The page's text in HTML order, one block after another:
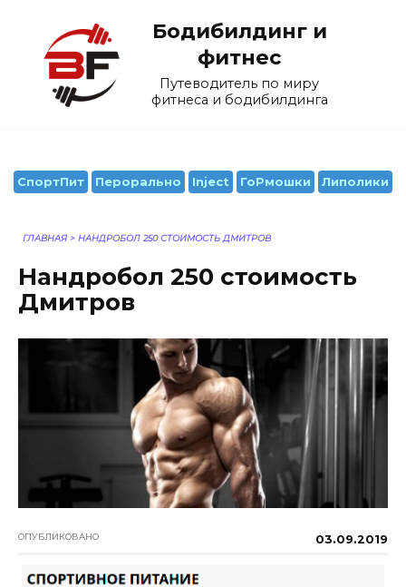
содержанию
Бодибилдинг и
фитнес
Путеводитель по миру
фитнеса и бодибилдинга
СпортПит Перорально Inject ГоРмошки Липолики
ГЛАВНАЯ > НАНДРОБОЛ 250 СТОИМОСТЬ ДМИТРОВ
Нандробол 250 стоимость
Дмитров
ОПУБЛИКОВАНО 03.09.2019